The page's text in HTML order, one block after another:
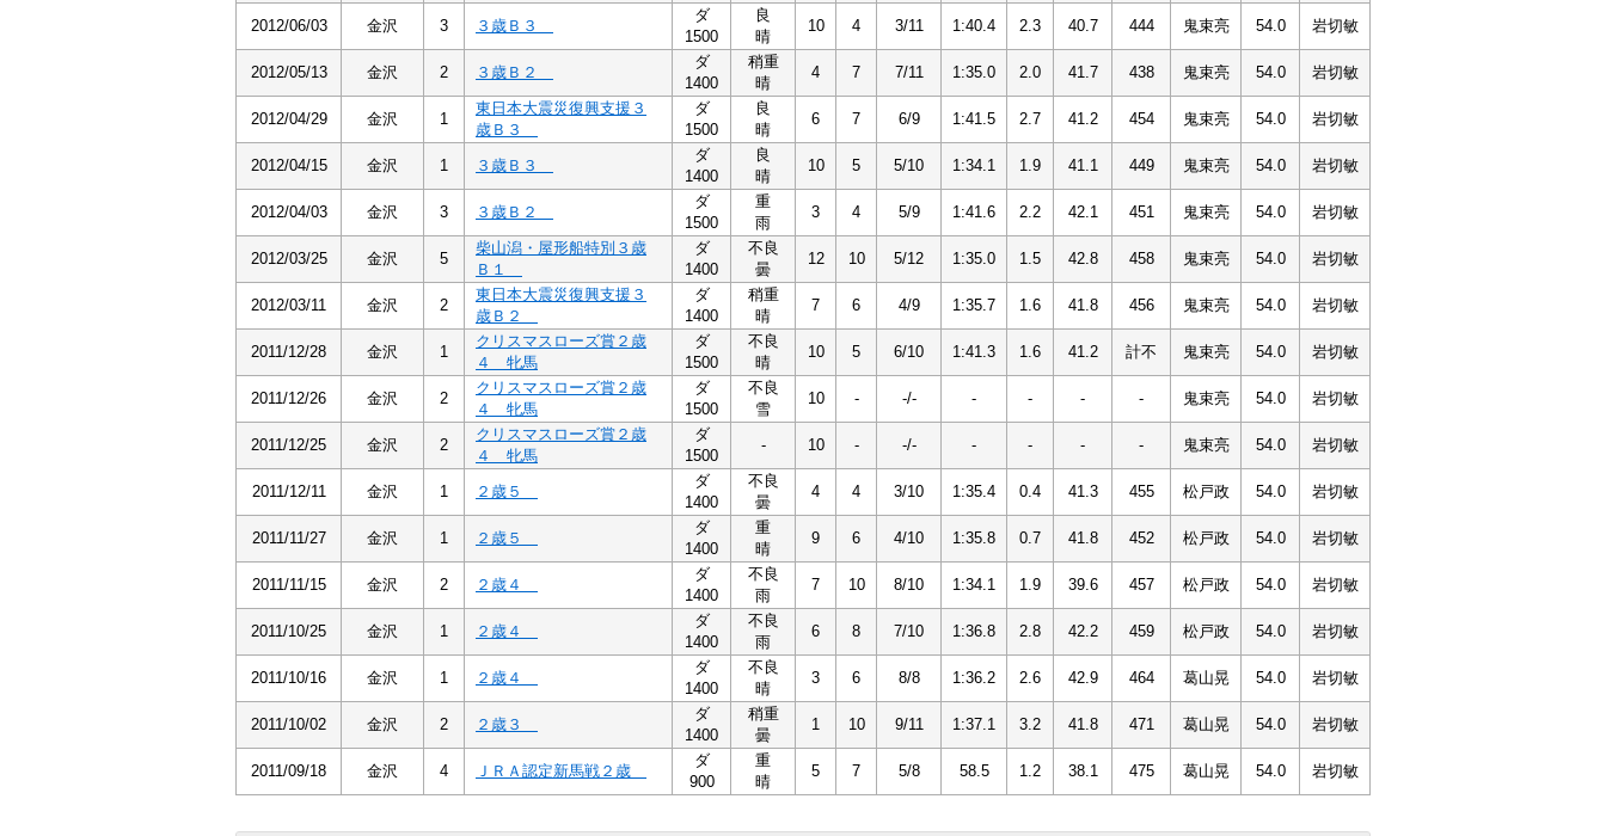
2012/06/03 金沢 3 ３歳Ｂ３
ダ
1500
良
晴
10 4 3/11 1:40.4 2.3 40.7 444 鬼束亮 54.0 岩切敏
2012/05/13 金沢 2 ３歳Ｂ２
ダ
1400
稍重
晴
4 7 7/11 1:35.0 2.0 41.7 438 鬼束亮 54.0 岩切敏
2012/04/29 金沢 1
東日本大震災復興支援３
歳Ｂ３
ダ
1500
良
晴
6 7 6/9 1:41.5 2.7 41.2 454 鬼束亮 54.0 岩切敏
2012/04/15 金沢 1 ３歳Ｂ３
ダ
1400
良
晴
10 5 5/10 1:34.1 1.9 41.1 449 鬼束亮 54.0 岩切敏
2012/04/03 金沢 3 ３歳Ｂ２
ダ
1500
重
雨
3 4 5/9 1:41.6 2.2 42.1 451 鬼束亮 54.0 岩切敏
2012/03/25 金沢 5
柴山潟・屋形船特別３歳
Ｂ１
ダ
1400
不良
曇
12 10 5/12 1:35.0 1.5 42.8 458 鬼束亮 54.0 岩切敏
2012/03/11 金沢 2
東日本大震災復興支援３
歳Ｂ２
ダ
1400
稍重
晴
7 6 4/9 1:35.7 1.6 41.8 456 鬼束亮 54.0 岩切敏
2011/12/28 金沢 1
クリスマスローズ賞２歳
４ 牝馬
ダ
1500
不良
晴
10 5 6/10 1:41.3 1.6 41.2 計不 鬼束亮 54.0 岩切敏
2011/12/26 金沢 2
クリスマスローズ賞２歳
４ 牝馬
ダ
1500
不良
雪
10 - -/- - - - - 鬼束亮 54.0 岩切敏
2011/12/25 金沢 2
クリスマスローズ賞２歳
４ 牝馬
ダ
1500
- 10 - -/- - - - - 鬼束亮 54.0 岩切敏
2011/12/11 金沢 1 ２歳５
ダ
1400
不良
曇
4 4 3/10 1:35.4 0.4 41.3 455 松戸政 54.0 岩切敏
2011/11/27 金沢 1 ２歳５
ダ
1400
重
晴
9 6 4/10 1:35.8 0.7 41.8 452 松戸政 54.0 岩切敏
2011/11/15 金沢 2 ２歳４
ダ
1400
不良
雨
7 10 8/10 1:34.1 1.9 39.6 457 松戸政 54.0 岩切敏
2011/10/25 金沢 1 ２歳４
ダ
1400
不良
雨
6 8 7/10 1:36.8 2.8 42.2 459 松戸政 54.0 岩切敏
2011/10/16 金沢 1 ２歳４
ダ
1400
不良
晴
3 6 8/8 1:36.2 2.6 42.9 464 葛山晃 54.0 岩切敏
2011/10/02 金沢 2 ２歳３
ダ
1400
稍重
曇
1 10 9/11 1:37.1 3.2 41.8 471 葛山晃 54.0 岩切敏
2011/09/18 金沢 4 ＪＲＡ認定新馬戦２歳
ダ
900
重
晴
5 7 5/8 58.5 1.2 38.1 475 葛山晃 54.0 岩切敏